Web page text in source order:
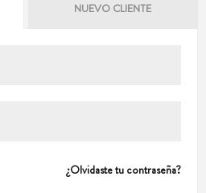
NUEVO CLIENTE
¿Olvidaste tu contraseña?